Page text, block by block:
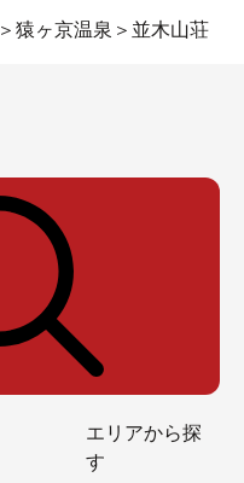
＞ 猿ヶ京温泉 ＞ 並木山荘
エリアから探
す